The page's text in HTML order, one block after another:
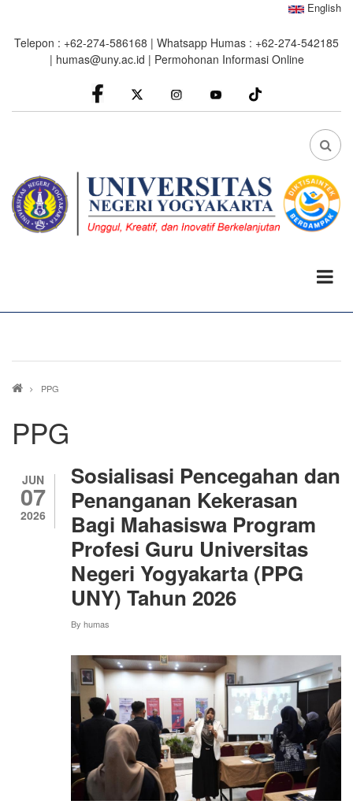
main
English
Telepon : +62-274-586168 | Whatsapp Humas : +62-274-542185
| humas@uny.ac.id | Permohonan Informasi Online
facebook
Instagram youtube
FA
Breadcrumb
PPG
PPG
JUN
07
2026
Sosialisasi Pencegahan dan
Penanganan Kekerasan
Bagi Mahasiswa Program
Profesi Guru Universitas
Negeri Yogyakarta (PPG
UNY) Tahun 2026
By humas